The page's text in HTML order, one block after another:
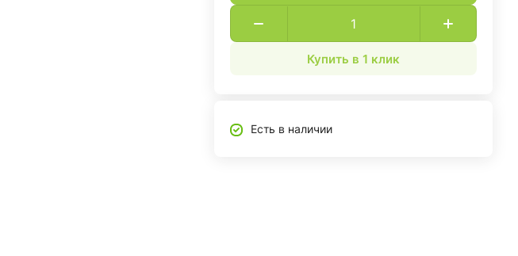
Купить в 1 клик
Есть в наличии